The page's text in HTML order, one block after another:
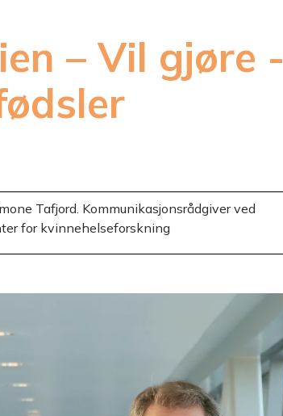
– Vil gjøre
Tafjord. Kommunikasjons­rådgiver ved
for kvinnehelseforskning